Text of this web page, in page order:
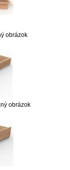
obrázok
obrázok